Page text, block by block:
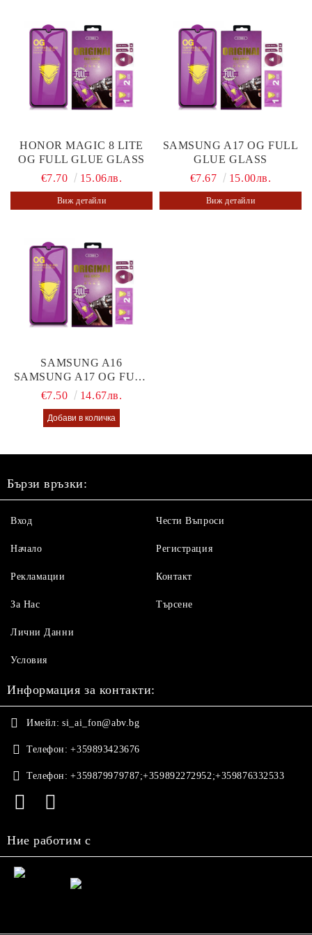
HONOR MAGIC 8 LITE
OG FULL GLUE GLASS
€7.70
15.06лв.
Виж детайли
SAMSUNG A17 OG FULL
GLUE GLASS
€7.67
15.00лв.
Виж детайли
SAMSUNG A16
SAMSUNG A17 OG FULL
GLUE GLASS
€7.50 14.67лв.
Бързи връзки:
Вход
Начало
Рекламации
За Нас
Чести Въпроси
Регистрация
Контакт
Търсене
Лични Данни
Условия
Информация за контакти:
Имейл: si_ai_fon@abv.bg
Телефон: +359893423676
Телефон: +359879979787;+359892272952;+359876332533
Ние работим с